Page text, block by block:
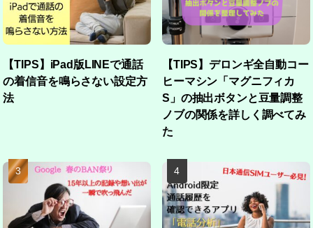
【TIPS】iPad版LINEで通話
の着信音を鳴らさない設定方
法
【TIPS】デロンギ全自動コー
ヒーマシン「マグニフィカ
S」の抽出ボタンと豆量調整
ノブの関係を詳しく調べてみ
た